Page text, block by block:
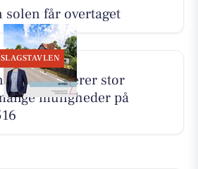
solen får overtaget
præsenterer stor
muligheder på